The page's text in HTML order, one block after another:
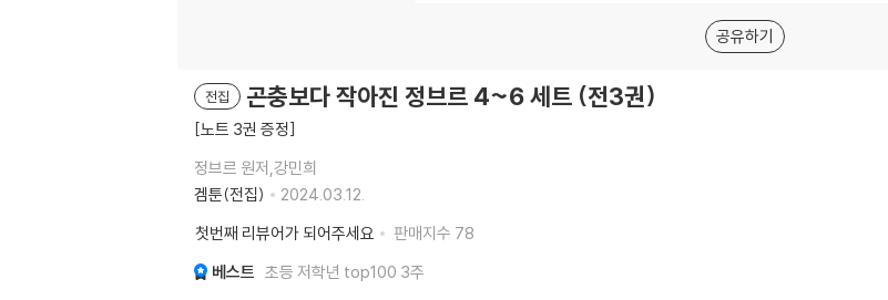
공유하기
전집 곤충보다 작아진 정브르 4~6 세트 (전3권)
[노트 3권 증정]
정브르 원저,강민희
겜툰(전집)
2024.03.12.
첫번째 리뷰어가 되어주세요
판매지수 78
베스트 초등 저학년 top100 3주